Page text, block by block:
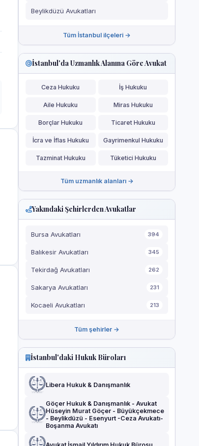
Beylikdüzü Avukatları
Tüm İstanbul ilçeleri →
İstanbul'da Uzmanlık Alanına Göre Avukat
Ceza Hukuku İş Hukuku
Aile Hukuku Miras Hukuku
Borçlar Hukuku Ticaret Hukuku
İcra ve İflas Hukuku Gayrimenkul Hukuku
Tazminat Hukuku Tüketici Hukuku
Tüm uzmanlık alanları →
Yakındaki Şehirlerden Avukatlar
Bursa Avukatları 394
Balıkesir Avukatları 345
Tekirdağ Avukatları 262
Sakarya Avukatları 231
Kocaeli Avukatları 213
Tüm şehirler →
İstanbul'daki Hukuk Büroları
Libera Hukuk & Danışmanlık
Göçer Hukuk & Danışmanlık - Avukat
Hüseyin Murat Göçer - Büyükçekmece
- Beylikdüzü - Esenyurt -Ceza Avukatı-
Boşanma Avukatı
Avukat İsmail Yıldırım Hukuk Bürosu